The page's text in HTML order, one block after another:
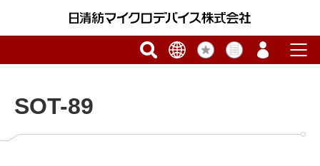
SOT-89